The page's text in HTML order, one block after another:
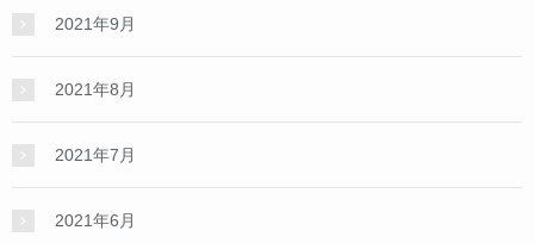
2021年9月
2021年8月
2021年7月
2021年6月